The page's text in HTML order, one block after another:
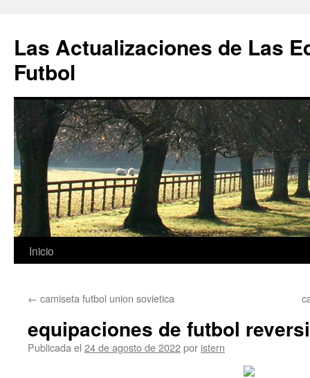
Las Actualizaciones de Las
Futbol
Saltar
contenido
Inicio
← camiseta futbol union sovietica
equipaciones de futbol
Publicada el 24 de agosto de 2022por istern